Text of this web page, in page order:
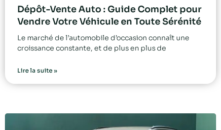
Dépôt-Vente Auto : Guide Complet pour
Vendre Votre Véhicule en Toute Sérénité
Le marché de l’automobile d’occasion connaît une
croissance constante, et de plus en plus de
Lire la suite »